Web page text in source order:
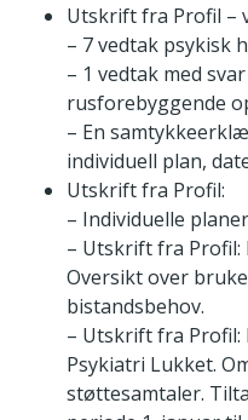
Utskrift fra Profil –
– 7 vedtak psykisk
– 1 vedtak med
rusforebyggende
– En
individuell plan,
Utskrift fra Profil:
– Individuelle
– Utskrift fra Profil:
Oversikt over
bistandsbehov.
– Utskrift fra Profil:
Psykiatri Lukket.
støttesamtaler.